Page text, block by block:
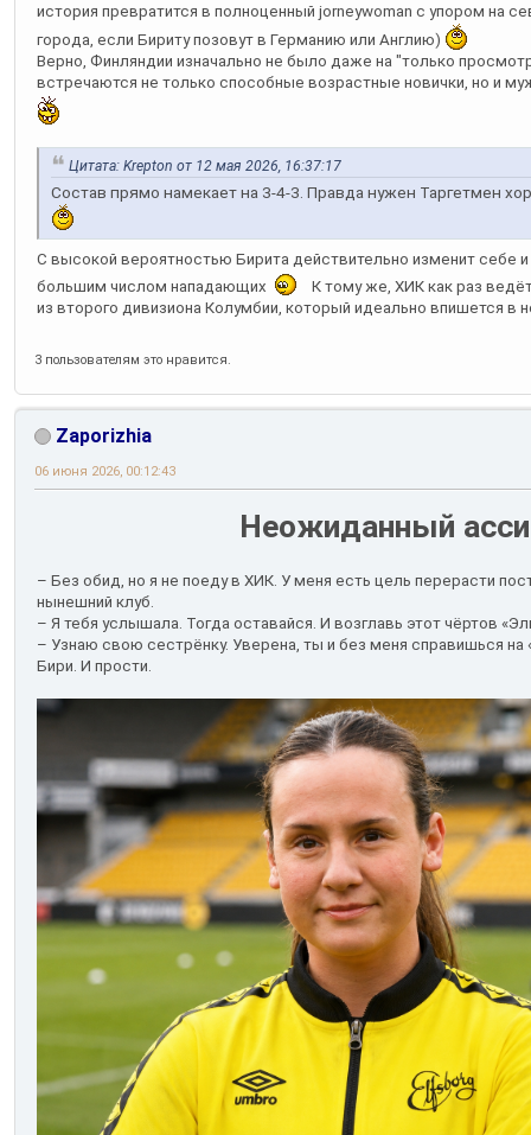
история превратится в полноценный jorneywoman с упором на
города, если Бириту позовут в Германию или Англию)
Верно, Финляндии изначально не было даже на "только
встречаются не только способные возрастные новички, но и
Цитата: Krepton от 12 мая 2026, 16:37:17
Состав прямо намекает на 3-4-3. Правда нужен Таргетмен
С высокой вероятностью Бирита действительно изменит себе и
большим числом нападающих
К тому же, ХИК как раз
из второго дивизиона Колумбии, который идеально впишется в
3 пользователям это нравится.
Zaporizhia
06 июня 2026, 00:12:43
Неожиданный
– Без обид, но я не поеду в ХИК. У меня есть цель перерасти
нынешний клуб.
– Я тебя услышала. Тогда оставайся. И возглавь этот чёртов
– Узнаю свою сестрёнку. Уверена, ты и без меня справишься на
Бири. И прости.